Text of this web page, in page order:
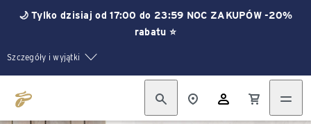
🌙 Tylko dzisiaj od 17:00 do 23:59 NOC ZAKUPÓW -20%
rabatu ⭐
Szczegóły i wyjątki